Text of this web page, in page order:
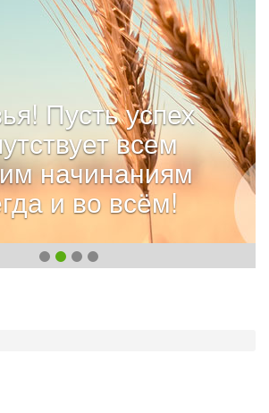
Пусть успех
всем
начинаниям
и во всём!